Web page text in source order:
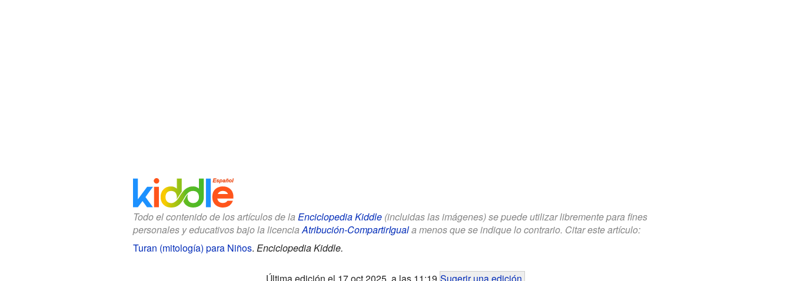
Todo el contenido de los artículos de la Enciclopedia Kiddle(incluidas las imágenes) se puede utilizar libremente para fines
personales y educativos bajo la licencia Atribución-CompartirIguala menos que se indique lo contrario. Citar este artículo:
Turan (mitología) para Niños. Enciclopedia Kiddle.
Última edición el 17 oct 2025, a las 11:19 Sugerir una edición